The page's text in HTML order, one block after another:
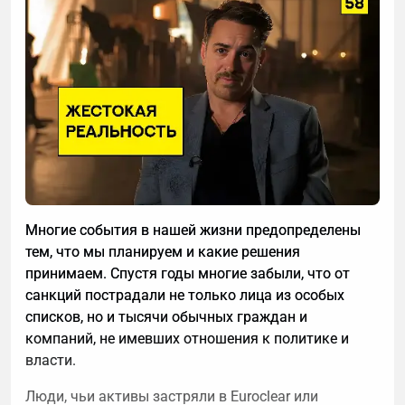
потока на ближайшие три-шесть недель.
Прогноз ДДС — не сложный инструмент. Это
таблица с плановыми поступлениями и выплатами
по дням на несколько недель вперед. Она
показывает, когда придут деньги от клиентов,
когда нужно платить по обязательствам и есть ли
между этими датами разрыв — до того, как он
Многие события в нашей жизни предопределены
тем, что мы планируем и какие решения
принимаем. Спустя годы многие забыли, что от
санкций пострадали не только лица из особых
списков, но и тысячи обычных граждан и
компаний, не имевших отношения к политике и
власти.
Люди, чьи активы застряли в Euroclear или